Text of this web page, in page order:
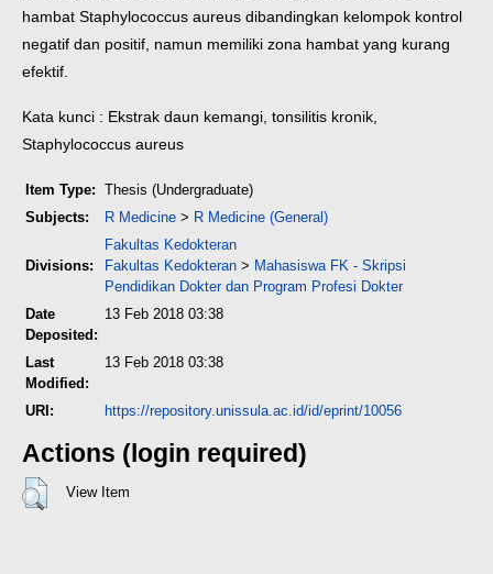
hambat Staphylococcus aureus dibandingkan kelompok kontrol
negatif dan positif, namun memiliki zona hambat yang kurang
efektif.
Kata kunci : Ekstrak daun kemangi, tonsilitis kronik,
Staphylococcus aureus
Item Type: Thesis (Undergraduate)
Subjects:
R Medicine > R Medicine (General)
Divisions:
Fakultas Kedokteran
Fakultas Kedokteran > Mahasiswa FK - Skripsi
Pendidikan Dokter dan Program Profesi Dokter
Date
Deposited:
13 Feb 2018 03:38
Last
Modified:
13 Feb 2018 03:38
URI: https://repository.unissula.ac.id/id/eprint/10056
Actions (login required)
View Item